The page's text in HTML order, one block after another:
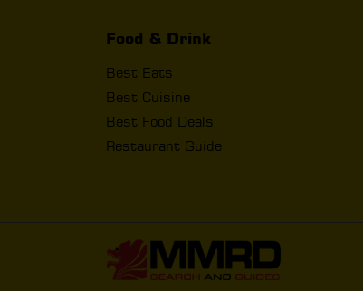
Food & Drink
Best Eats
Best Cuisine
Best Food Deals
Restaurant Guide